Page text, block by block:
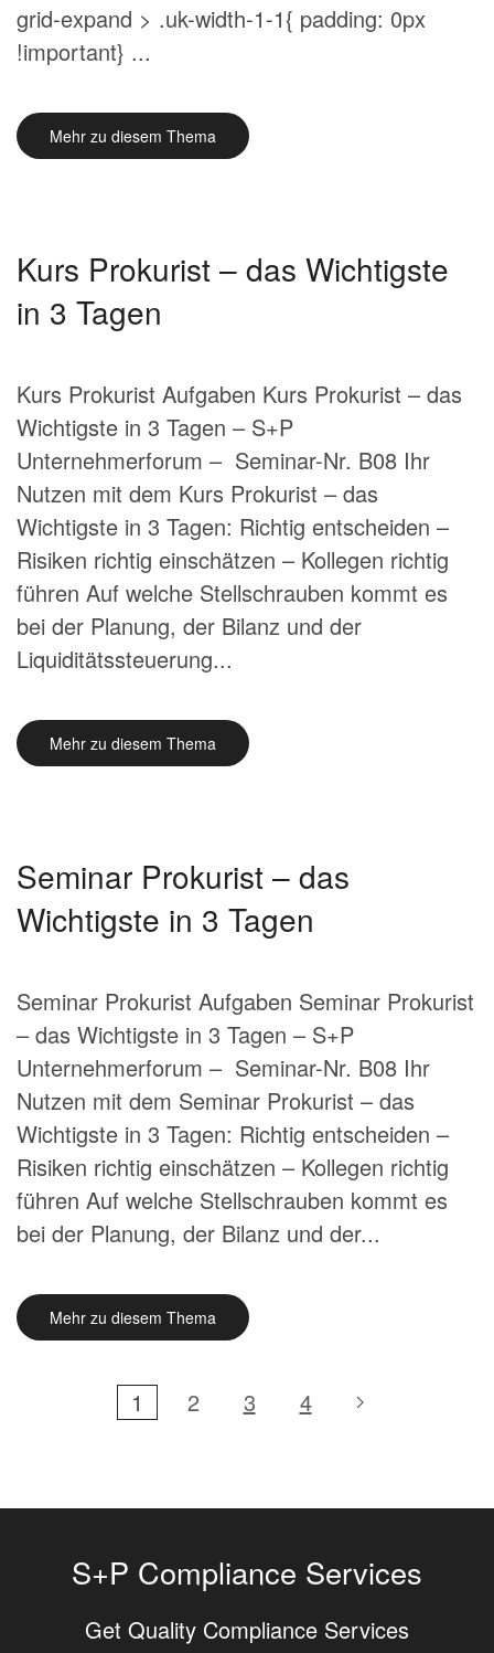
grid-expand > .uk-width-1-1{ padding: 0px
!important} ...
Mehr zu diesem Thema
Kurs Prokurist – das Wichtigste
in 3 Tagen
Kurs Prokurist Aufgaben Kurs Prokurist – das
Wichtigste in 3 Tagen – S+P
Unternehmerforum – Seminar-Nr. B08 Ihr
Nutzen mit dem Kurs Prokurist – das
Wichtigste in 3 Tagen: Richtig entscheiden –
Risiken richtig einschätzen – Kollegen richtig
führen Auf welche Stellschrauben kommt es
bei der Planung, der Bilanz und der
Liquiditätssteuerung...
Mehr zu diesem Thema
Seminar Prokurist – das
Wichtigste in 3 Tagen
Seminar Prokurist Aufgaben Seminar Prokurist
– das Wichtigste in 3 Tagen – S+P
Unternehmerforum – Seminar-Nr. B08 Ihr
Nutzen mit dem Seminar Prokurist – das
Wichtigste in 3 Tagen: Richtig entscheiden –
Risiken richtig einschätzen – Kollegen richtig
führen Auf welche Stellschrauben kommt es
bei der Planung, der Bilanz und der...
Mehr zu diesem Thema
1 2 3 4
S+P Compliance Services
Get Quality Compliance Services